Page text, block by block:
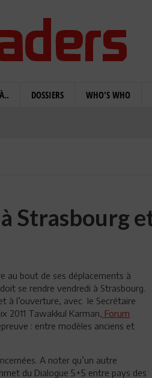
DOSSIERS WHO'S WHO
Strasbourg
au bout de ses déplacements à
se rendre vendredi à Strasbourg.
à l’ouverture, avec le Secrétaire
2011 Tawakkul Karman, Forum
: entre modèles anciens et
A noter qu’un autre
du Dialogue 5+5 entre pays des